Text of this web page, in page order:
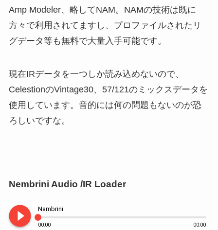
Amp Modeler、略してNAM。NAMの技術は既に
方々で利用されてますし、プロファイルされたリ
グデータ等も無料で大量入手可能です。
現在IRデータを一つしか読み込めないので、
CelestionのVintage30、57/121のミックスデータを
使用しています。音的には何の問題もないのが恐
ろしいですな。
Nembrini Audio /IR Loader
play_circle_filled Nambrini
00:00 00:00